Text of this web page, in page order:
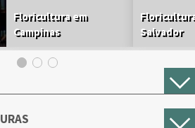
Floricultura em
Campinas
Salvador